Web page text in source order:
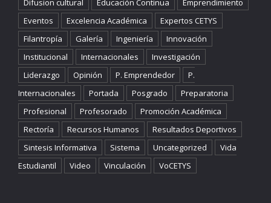
Difusion cultural
Educación Continua
Emprendimiento
Eventos
Excelencia Académica
Expertos CETYS
Filantropía
Galería Ingeniería
Innovación
Institucional
Internacionales
Investigación
Liderazgo
Opinión P. Emprendedor
P.
Internacionales
Portada Posgrado
Preparatoria
Profesional
Profesorado
Promoción Académica
Rectoría
Recursos Humanos
Resultados Deportivos
Sintesis Informativa
Sistema Uncategorized
Vida
Estudiantil
Video Vinculación VoCETYS